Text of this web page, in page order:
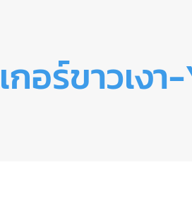
อร์ขาวเงา